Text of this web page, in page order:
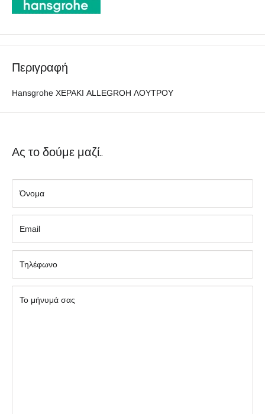
Περιγραφή
Hansgrohe ΧΕΡΑΚΙ ALLEGROH ΛΟΥΤΡΟΥ
Ας το δούμε μαζί..
Όνομα
Εmail
Τηλέφωνο
Το μήνυμά σας